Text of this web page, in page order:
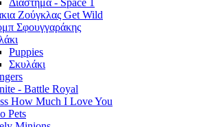
Διάστημα - Space 1
Ζούγκλας Get Wild
Σφουγγαράκης
Puppies
Σκυλάκι
- Battle Royal
How Much I Love You
Pets